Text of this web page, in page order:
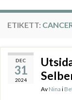
ETIKETT:
DEC
31
2024
Av Nina i